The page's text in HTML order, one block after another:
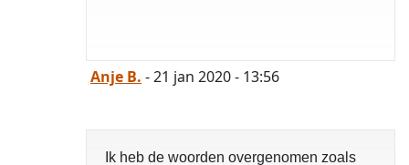
Anje B. - 21 jan 2020 - 13:56
Ik heb de woorden overgenomen zoals